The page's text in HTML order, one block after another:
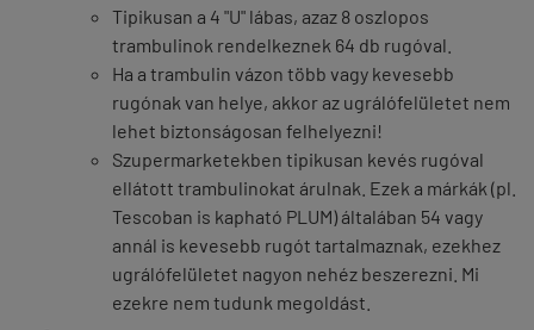
Tipikusan a 4 "U" lábas, azaz 8 oszlopos
trambulinok rendelkeznek 64 db rugóval.
Ha a trambulin vázon több vagy kevesebb
rugónak van helye, akkor az ugrálófelületet nem
lehet biztonságosan felhelyezni!
Szupermarketekben tipikusan kevés rugóval
ellátott trambulinokat árulnak. Ezek a márkák (pl.
Tescoban is kapható PLUM) általában 54 vagy
annál is kevesebb rugót tartalmaznak, ezekhez
ugrálófelületet nagyon nehéz beszerezni. Mi
ezekre nem tudunk megoldást.